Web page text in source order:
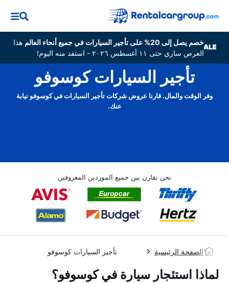
خصم يصل إلى 20% على تأجير السيارات في جميع أنحاء العالم
هذا
العرض ساري حتى ١١ أغسطس ٢٠٢٦ - استفد منه اليوم!
تأجير السيارات كوسوفو
وفر الوقت والمال. قارنا عروض شركات تأجير السيارات في كوسوفو نيابة
عنك.
نحن نقارن بين جميع الموردين المعروفين
الصفحة الرئيسية تأجير السيارات كوسوفو
لماذا استئجار سيارة في كوسوفو؟